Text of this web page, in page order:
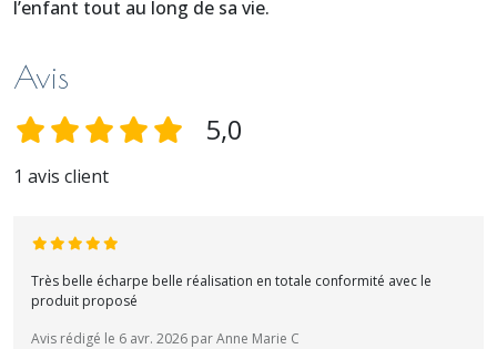
l’enfant tout au long de sa vie.
Avis
5,0
1 avis client
Très belle écharpe belle réalisation en totale conformité avec le
produit proposé
Avis rédigé le 6 avr. 2026 par Anne Marie C